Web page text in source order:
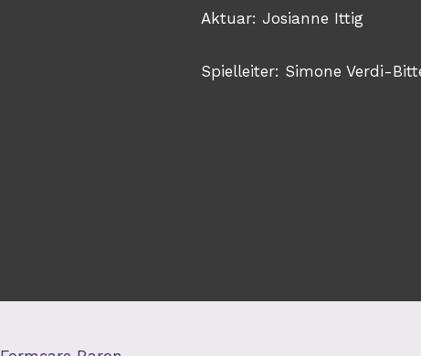
Aktuar: Josianne Ittig
Spielleiter: Simone Verdi-